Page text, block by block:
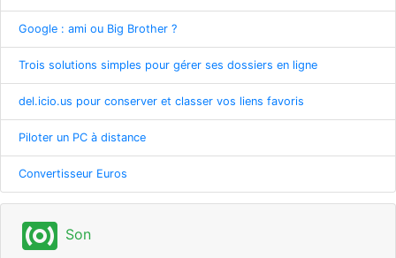
Google : ami ou Big Brother ?
Trois solutions simples pour gérer ses dossiers en ligne
del.icio.us pour conserver et classer vos liens favoris
Piloter un PC à distance
Convertisseur Euros
surround_sound Son